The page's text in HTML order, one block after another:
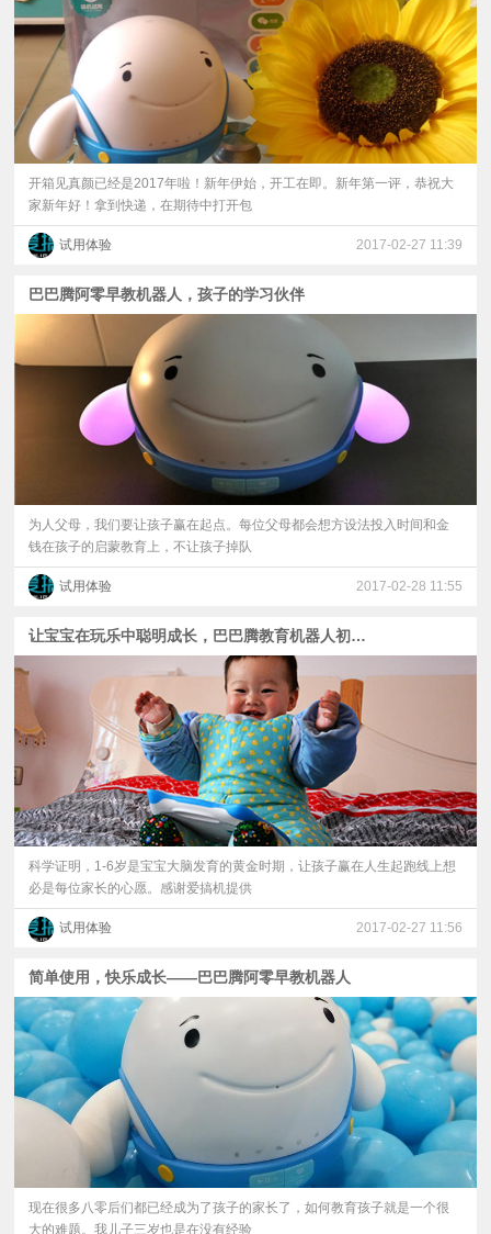
开箱见真颜已经是2017年啦！新年伊始，开工在即。新年第一评，恭祝大
家新年好！拿到快递，在期待中打开包
试用体验 2017-02-27 11:39
巴巴腾阿零早教机器人，孩子的学习伙伴
为人父母，我们要让孩子赢在起点。每位父母都会想方设法投入时间和金
钱在孩子的启蒙教育上，不让孩子掉队
试用体验 2017-02-28 11:55
让宝宝在玩乐中聪明成长，巴巴腾教育机器人初体验！
科学证明，1-6岁是宝宝大脑发育的黄金时期，让孩子赢在人生起跑线上想
必是每位家长的心愿。感谢爱搞机提供
试用体验 2017-02-27 11:56
简单使用，快乐成长——巴巴腾阿零早教机器人
现在很多八零后们都已经成为了孩子的家长了，如何教育孩子就是一个很
大的难题。我儿子三岁也是在没有经验